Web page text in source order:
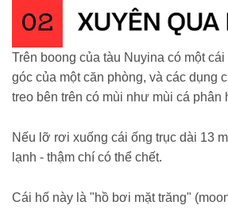
Trên boong của tàu Nuyina có một
góc của một căn phòng, và các dụng
treo bên trên có mùi như mùi cá phân
Nếu lỡ rơi xuống cái ống trục dài 13
lạnh - thậm chí có thể chết.
Cái hố này là "hồ bơi mặt trăng"